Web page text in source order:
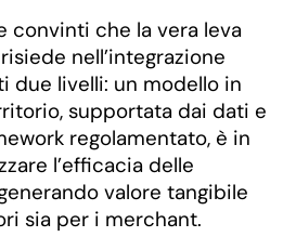
convinti che la vera leva
nell’integrazione
due livelli: un modello in
supportata dai dati e
regolamentato, è in
l’efficacia delle
valore tangibile
sia per i merchant.